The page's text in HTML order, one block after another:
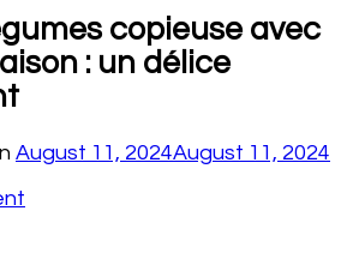
copieuse avec
: un délice
August 11, 2024August 11, 2024